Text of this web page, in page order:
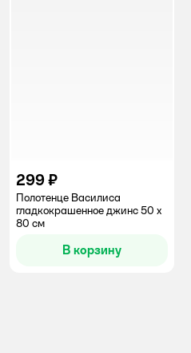
299 ₽
Полотенце Василиса
гладкокрашенное джинс 50 x
80 см
В корзину